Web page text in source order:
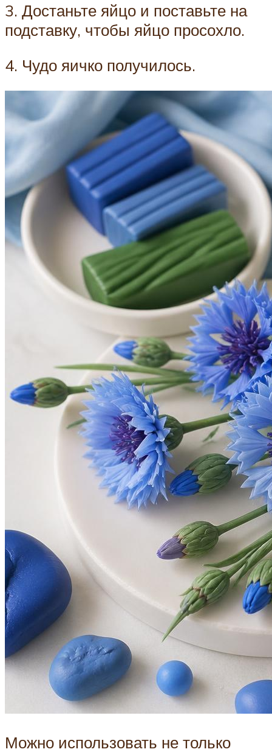
3. Достаньте яйцо и поставьте на
подставку, чтобы яйцо просохло.
4. Чудо яичко получилось.
Можно использовать не только